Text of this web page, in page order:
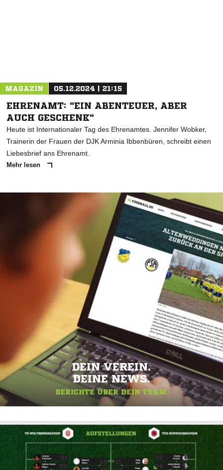
MAGAZIN 05.12.2024 | 21:15
EHRENAMT: "EIN ABENTEUER, ABER
AUCH GESCHENK"
Heute ist Internationaler Tag des Ehrenamtes. Jennifer Wobker,
Trainerin der Frauen der DJK Arminia Ibbenbüren, schreibt einen
Liebesbrief ans Ehrenamt.
Mehr lesen
DEIN VEREIN.
DEINE NEWS.
BERICHTE ÜBER DEIN TEAM.